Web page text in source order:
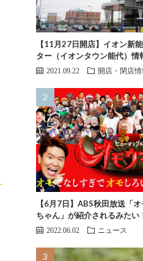
【11月27日開店】イオン新
ター（イオンタウン能代）情
2021.09.22 開店・閉店情
【6月7日】ABS秋田放送「
ちゃん」が紹介されるみたい
2022.06.02 ニュース